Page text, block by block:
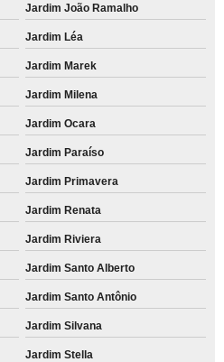
Jardim João Ramalho
Jardim Léa
Jardim Marek
Jardim Milena
Jardim Ocara
Jardim Paraíso
Jardim Primavera
Jardim Renata
Jardim Riviera
Jardim Santo Alberto
Jardim Santo Antônio
Jardim Silvana
Jardim Stella